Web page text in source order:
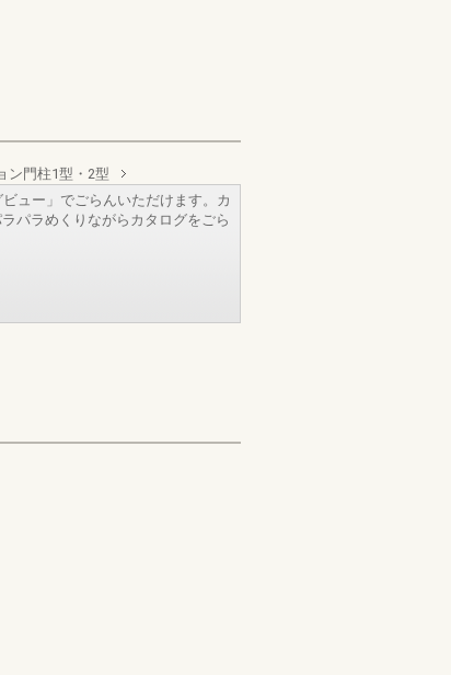
ン門柱1型・2型
ュー」でごらんいただけます。カ
パラめくりながらカタログをごら